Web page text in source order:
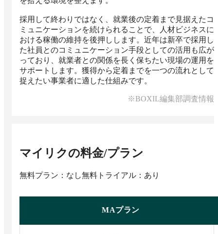
採用して終わりではなく、就業後の定着まで見据えたコ
ミュニケーションを続けられることで、人材ビジネスに
おける稼働の維持を後押しします。近年は新卒で採用し
た社員とのコミュニケーション手段としての活用も広が
っており、就業者との関係を長く保ちたい現場の運用を
サポートします。獲得から定着までを一つの流れとして
捉えたい事業者に適した仕組みです。
※BOXIL編集部調査情報
マイリクの料金/プラン
無料プラン：なし無料トライアル：あり
MAプラン